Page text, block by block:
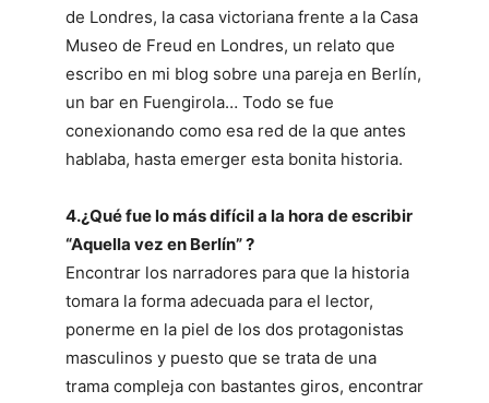
de Londres, la casa victoriana frente a la Casa
Museo de Freud en Londres, un relato que
escribo en mi blog sobre una pareja en Berlín,
un bar en Fuengirola… Todo se fue
conexionando como esa red de la que antes
hablaba, hasta emerger esta bonita historia.
4.¿Qué fue lo más difícil a la hora de escribir
“Aquella vez en Berlín” ?
Encontrar los narradores para que la historia
tomara la forma adecuada para el lector,
ponerme en la piel de los dos protagonistas
masculinos y puesto que se trata de una
trama compleja con bastantes giros, encontrar